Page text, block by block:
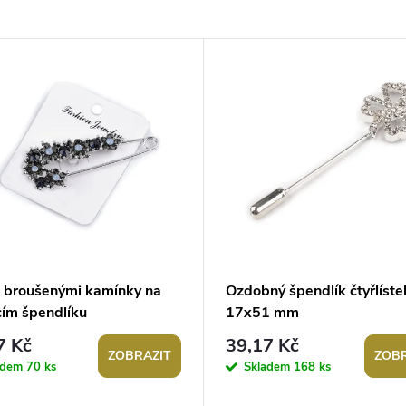
broušenými kamínky na
špendlíku
Kč
70 ks
ZOBRAZIT
Ozdobný špendlík
17x51 mm
39,17 Kč
Skladem 168 ks